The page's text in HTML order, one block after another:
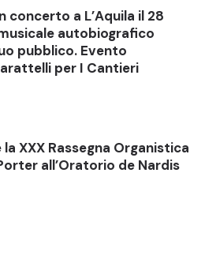
concerto a L’Aquila il 28
autobiografico
pubblico. Evento
per I Cantieri
XXX Rassegna Organistica
all’Oratorio de Nardis